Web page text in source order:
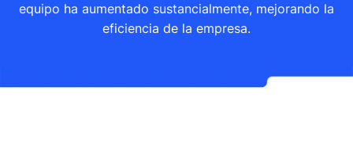
equipo ha aumentado sustancialmente, mejorando la
eficiencia de la empresa.